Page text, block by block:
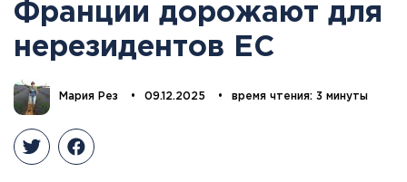
Франции дорожают для
нерезидентов ЕС
Мария Рез • 09.12.2025 • время чтения: 3 минуты